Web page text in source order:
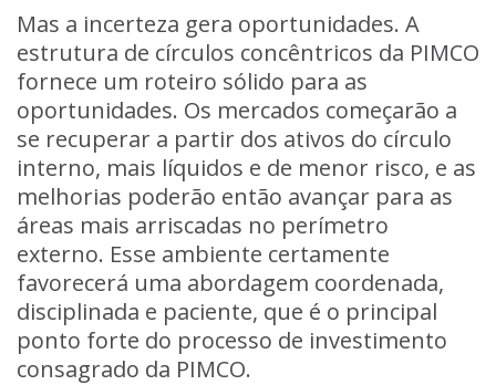
Mas a incerteza gera oportunidades. A
estrutura de círculos concêntricos da PIMCO
fornece um roteiro sólido para as
oportunidades. Os mercados começarão a
se recuperar a partir dos ativos do círculo
interno, mais líquidos e de menor risco, e as
melhorias poderão então avançar para as
áreas mais arriscadas no perímetro
externo. Esse ambiente certamente
favorecerá uma abordagem coordenada,
disciplinada e paciente, que é o principal
ponto forte do processo de investimento
consagrado da PIMCO.